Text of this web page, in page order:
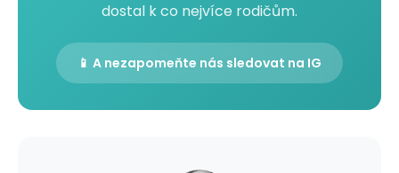
dostal k co nejvíce rodičům.
📱 A nezapomeňte nás sledovat na IG